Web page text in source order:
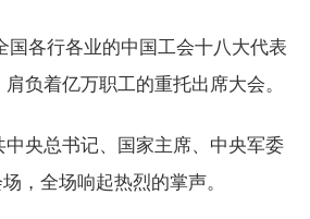
各行各业的中国工会十八大代表
负着亿万职工的重托出席大会。
央总书记、国家主席、中央军委
，全场响起热烈的掌声。